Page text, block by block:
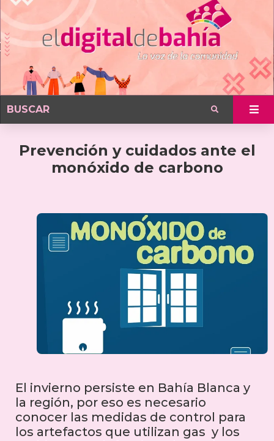
Prevención y cuidados ante el
monóxido de carbono
El invierno persiste en Bahía Blanca y
la región, por eso es necesario
conocer las medidas de control para
los artefactos que utilizan gas y los